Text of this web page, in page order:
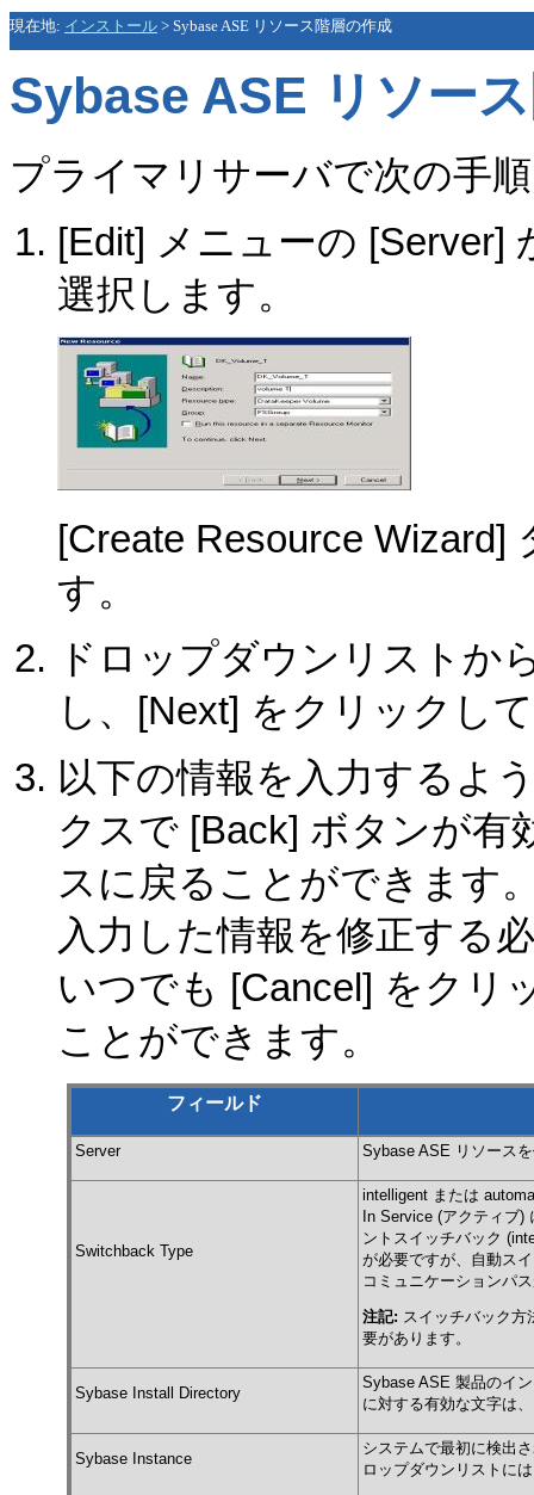
現在地: インストール > Sybase ASE リソース階層の作成
Sybase ASE リソー
プライマリサーバで次の手
[Edit] メニューの [Server]
選択します。
[Create Resource
す。
ドロップダウンリストか
し、[Next] をクリックし
以下の情報を入力するよ
クスで [Back] ボタンが有
スに戻ることができます
入力した情報を修正する
いつでも [Cancel] をクリ
ことができます。
フィールド
Server Sybase ASE リソース
Switchback Type
intelligent または
In Service (アクティブ)
ントスイッチバック
が必要ですが、自動ス
コミュニケーションパ
注記: スイッチバック
要があります。
Sybase Install Directory
Sybase ASE 製品のイ
に対する有効な文字は
Sybase Instance
システムで最初に検出
ロップダウンリストに